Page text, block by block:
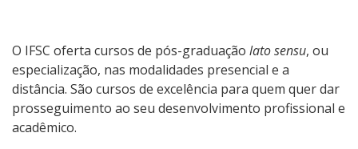
Educação a Distância
Todos os cursos
O IFSC oferta cursos de pós-graduação lato sensu, ou
especialização, nas modalidades presencial e a
distância. São cursos de excelência para quem quer dar
prosseguimento ao seu desenvolvimento profissional e
acadêmico.